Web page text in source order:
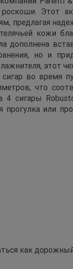
Этот
предлагая
кожи
дополнена
но и
этот
во время
что
сигары
прогулка или
как